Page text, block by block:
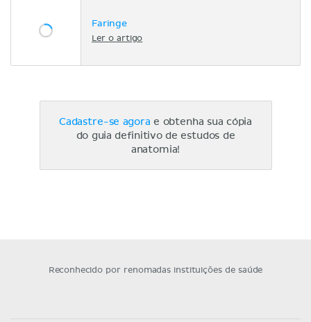
Faringe
Ler o artigo
Cadastre-se agora e obtenha sua cópia
do guia definitivo de estudos de
anatomia!
Reconhecido por renomadas instituições de saúde